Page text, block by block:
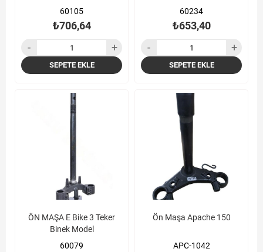
60105
₺706,64
SEPETE EKLE
60234
₺653,40
SEPETE EKLE
ÖN MAŞA E Bike 3 Teker
Binek Model
60079
Ön Maşa Apache 150
APC-1042